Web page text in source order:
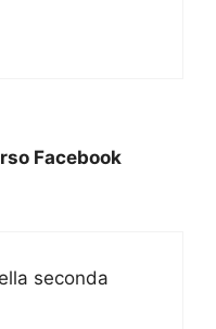
Facebook
seconda